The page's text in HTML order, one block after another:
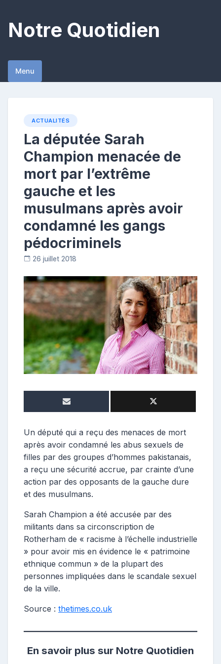
content
Notre Quotidien
Menu
ACTUALITÉS
La députée Sarah
Champion menacée de
mort par l’extrême
gauche et les
musulmans après avoir
condamné les gangs
pédocriminels
26 juillet 2018
o
n
t
r
i
b
u
t
r
i
Un député qui a reçu des menaces de mort
après avoir condamné les abus sexuels de
filles par des groupes d’hommes pakistanais,
a reçu une sécurité accrue, par crainte d’une
action par des opposants de la gauche dure
et des musulmans.
Sarah Champion a été accusée par des
militants dans sa circonscription de
Rotherham de « racisme à l’échelle industrielle
» pour avoir mis en évidence le « patrimoine
ethnique commun » de la plupart des
personnes impliquées dans le scandale sexuel
de la ville.
Source : thetimes.co.uk
En savoir plus sur Notre Quotidien